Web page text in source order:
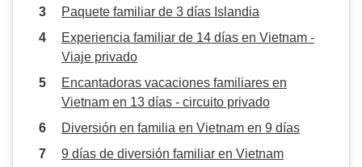
Paquete familiar de 3 días Islandia
Experiencia familiar de 14 días en Vietnam -
Viaje privado
Encantadoras vacaciones familiares en
Vietnam en 13 días - circuito privado
Diversión en familia en Vietnam en 9 días
9 días de diversión familiar en Vietnam